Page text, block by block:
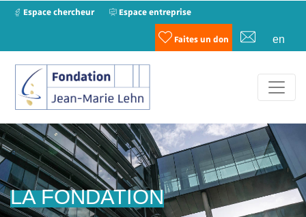
Espace chercheur Espace entreprise
Faites un don en
LA FONDATION